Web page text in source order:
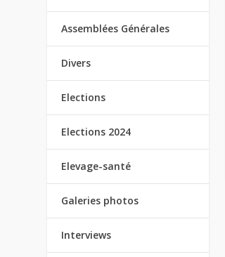
Assemblées Générales
Divers
Elections
Elections 2024
Elevage-santé
Galeries photos
Interviews